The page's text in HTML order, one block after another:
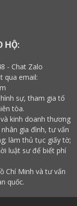
HỘ:
- Chat Zalo
qua email:
sự, tham gia tố
tòa.
kinh doanh thương
gia đình, tư vấn
làm thủ tục giấy tờ;
luật sưđể biết phí
Chí Minh và tư vấn
quốc.